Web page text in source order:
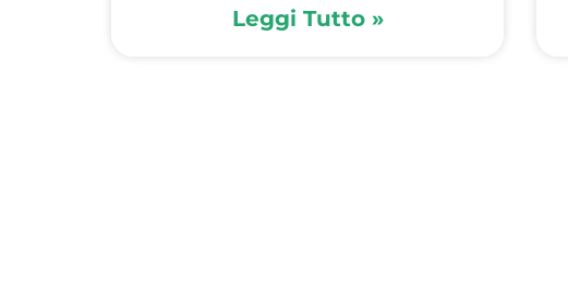
Leggi Tutto »